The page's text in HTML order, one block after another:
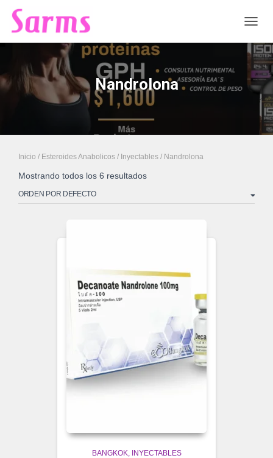
Nandrolona
Inicio / Esteroides Anabolicos / Inyectables / Nandrolona
Mostrando todos los 6 resultados
BANGKOK INYECTABLES